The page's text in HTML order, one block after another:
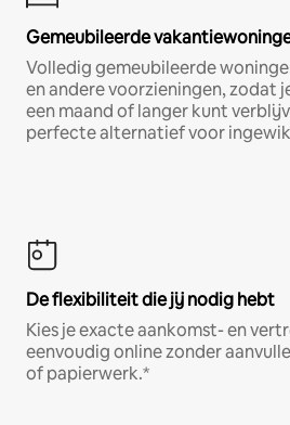
Gemeubileerde
Volledig gemeubileerde
en andere voorzieningen, zodat
een maand of langer kunt
perfecte alternatief voor
De flexibiliteit die jij nodig hebt
Kies je exacte aankomst- en
eenvoudig online zonder
of papierwerk.*